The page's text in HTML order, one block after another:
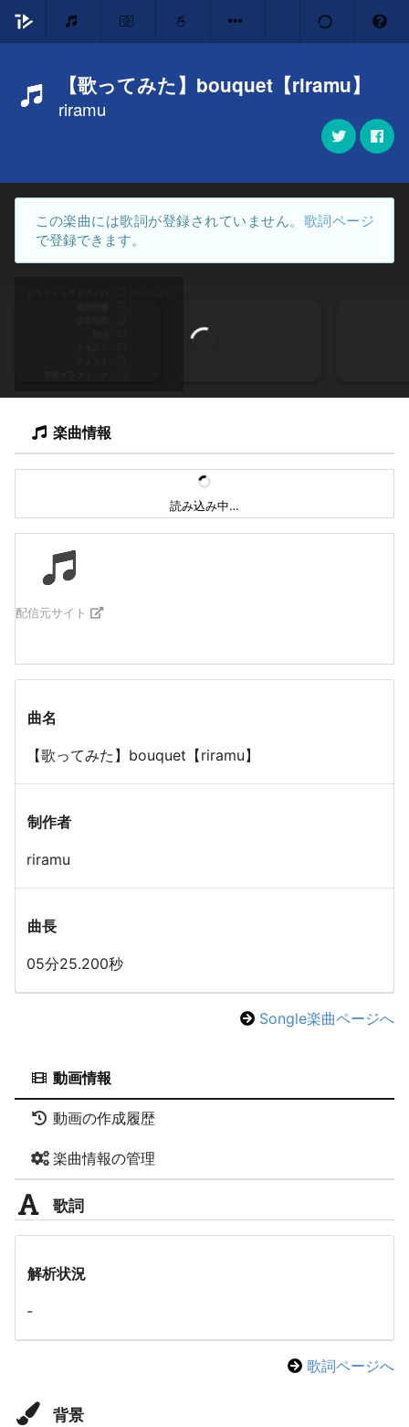
【歌ってみた】bouquet【riramu】
riramu
この楽曲には歌詞が登録されていません。 歌詞ページ
で登録できます。
楽曲情報
読み込み中…
配信元サイト
曲名
【歌ってみた】bouquet【riramu】
制作者
riramu
曲長
05分25.200秒
Songle楽曲ページへ
動画情報
動画の作成履歴
楽曲情報の管理
歌詞
解析状況
-
歌詞ページへ
背景